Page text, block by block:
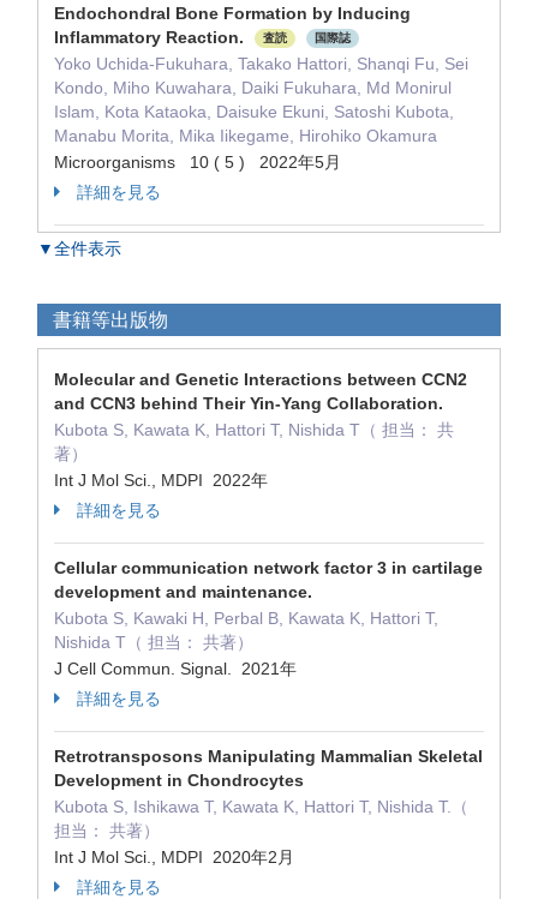
Endochondral Bone Formation by Inducing
Inflammatory Reaction.
査読 国際誌
Yoko Uchida-Fukuhara, Takako Hattori, Shanqi Fu, Sei
Kondo, Miho Kuwahara, Daiki Fukuhara, Md Monirul
Islam, Kota Kataoka, Daisuke Ekuni, Satoshi Kubota,
Manabu Morita, Mika Iikegame, Hirohiko Okamura
Microorganisms 10 ( 5 ) 2022年5月
詳細を見る
▼全件表示
書籍等出版物
Molecular and Genetic Interactions between CCN2
and CCN3 behind Their Yin-Yang Collaboration.
Kubota S, Kawata K, Hattori T, Nishida T（ 担当： 共
著）
Int J Mol Sci., MDPI 2022年
詳細を見る
Cellular communication network factor 3 in cartilage
development and maintenance.
Kubota S, Kawaki H, Perbal B, Kawata K, Hattori T,
Nishida T（ 担当： 共著）
J Cell Commun. Signal. 2021年
詳細を見る
Retrotransposons Manipulating Mammalian Skeletal
Development in Chondrocytes
Kubota S, Ishikawa T, Kawata K, Hattori T, Nishida T.（
担当： 共著）
Int J Mol Sci., MDPI 2020年2月
詳細を見る